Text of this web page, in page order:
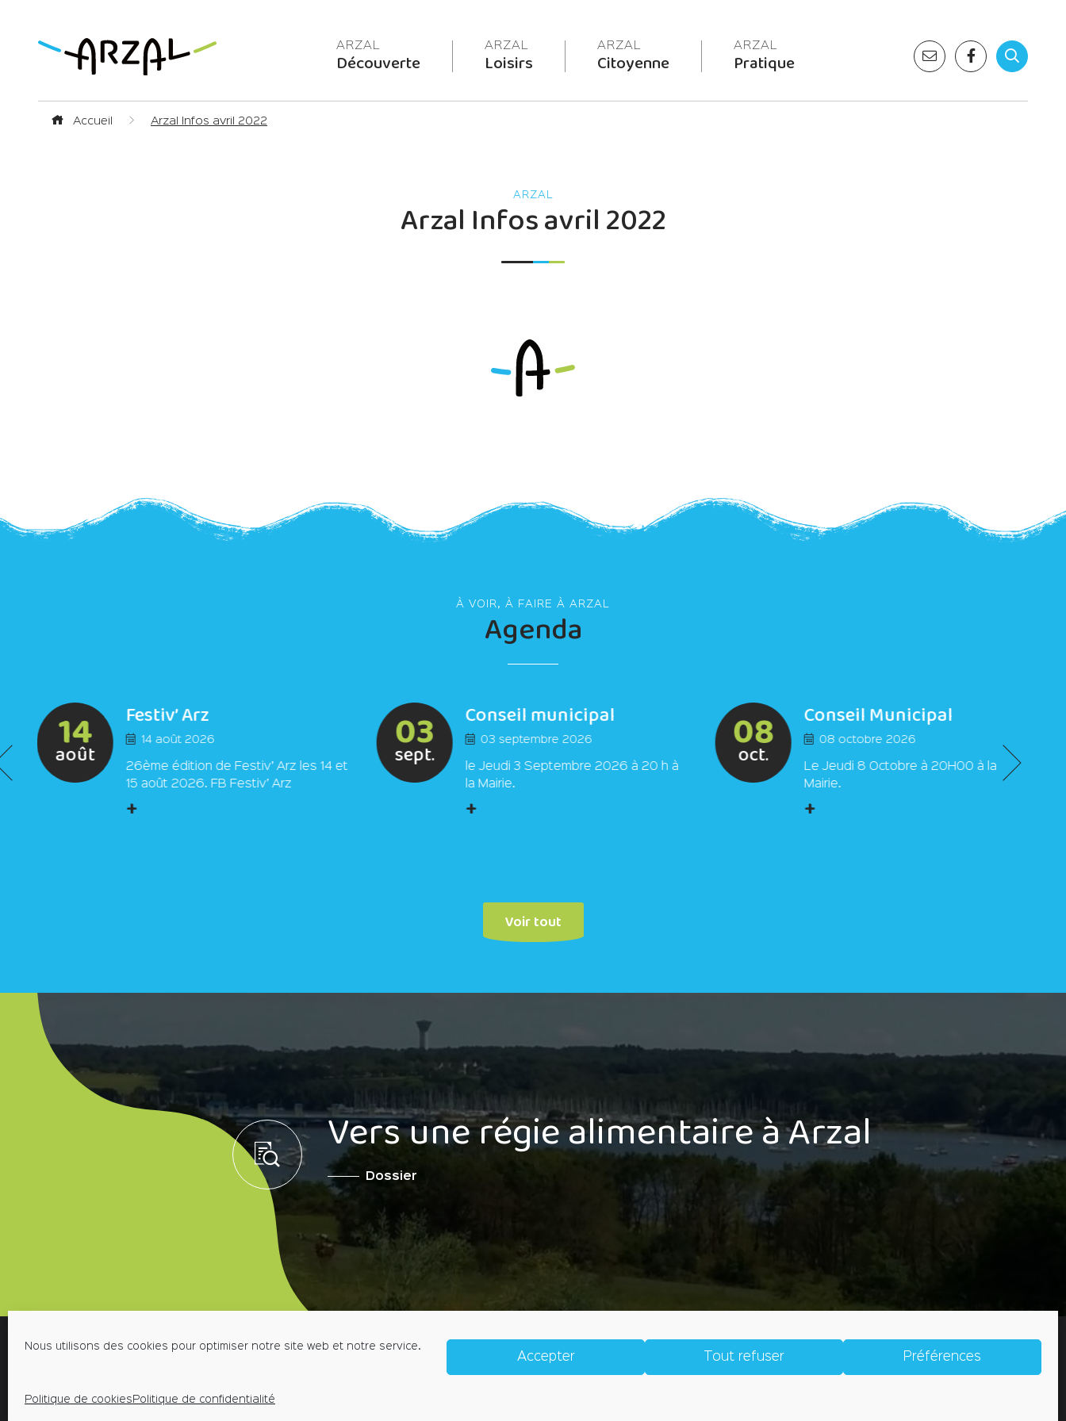
Nous utilisons des cookies pour optimiser notre site web et notre service.
Accepter Tout refuser Préférences
Politique de cookies Politique de confidentialité
Découverte Loisirs Citoyenne Pratique
Accueil Arzal Infos avril 2022
Arzal Infos avril 2022
À VOIR, À FAIRE À ARZAL
Agenda
14
août
Festiv’ Arz
14 août 2026
26ème édition de Festiv’ Arz les 14 et
15 août 2026. FB Festiv’ Arz
+
03
sept.
Conseil municipal
03 septembre 2026
le Jeudi 3 Septembre 2026 à 20 h à
la Mairie.
+
08
oct.
Conseil Municipal
08 octobre 2026
Le Jeudi 8 Octobre à 20H00 à la
Mairie.
+
Voir tout
Vers une régie alimentaire à Arzal
Dossier
POLITIQUE DE COOKIES (EU) CRÉDITS CONTACT